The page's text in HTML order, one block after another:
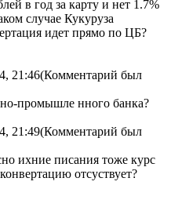
в год за карту и нет 1.7%
случае Кукуруза
идет прямо по ЦБ?
21:46(Комментарий был
промышле нного банка?
21:49(Комментарий был
ихние писания тоже курс
отсуствует?